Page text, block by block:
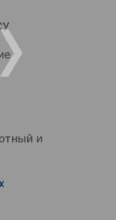
и